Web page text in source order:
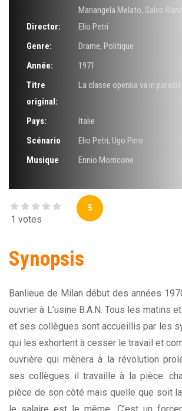
Mariangela Melato, Salvo
Director:
Elio Petri
Genre:
Drame, Politique
Année:
1971
Titre
original:
La classe operaia va in paradiso
Pays:
Italie
Scénario
Elio Petri, Ugo Pirro
Musique
Ennio Morricone
1 votes
5
Synopsis
Banlieue de Milan début des années
ouvrier à L’usine B.A.N. Tous les matins
et ses collègues sont accueillis par les
qui les exhortent à cesser le travail et
ouvrière qui mènera à la révolution
ses collègues il travaille à la pièce:
pièce de son côté mais quelle que soit